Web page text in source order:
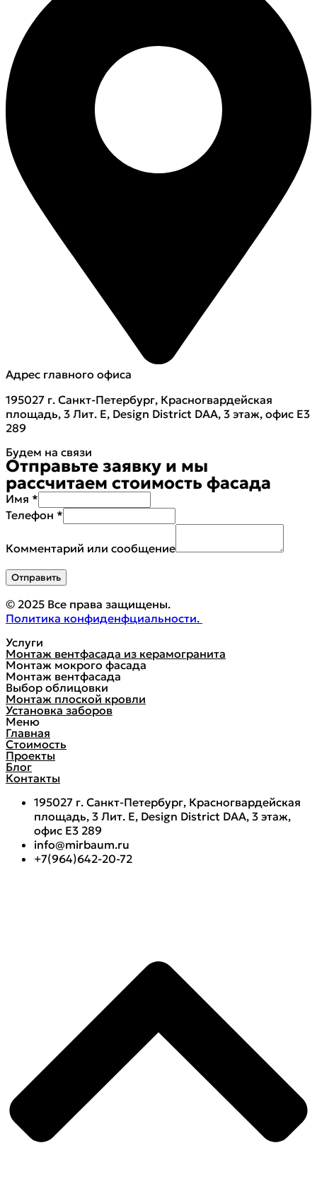
Адрес главного офиса
195027 г. Санкт-Петербург, Красногвардейская
площадь, 3 Лит. Е, Design District DAA, 3 этаж, офис Е3
289
Будем на связи
Отправьте заявку и мы
рассчитаем стоимость фасада
Имя *
Телефон *
Комментарий или сообщение
Отправить
© 2025 Все права защищены.
Политика конфиденфциальности.
Услуги
Монтаж вентфасада из керамогранита
Монтаж мокрого фасада
Монтаж вентфасада
Выбор облицовки
Монтаж плоской кровли
Установка заборов
Меню
Главная
Стоимость
Проекты
Блог
Контакты
195027 г. Санкт-Петербург, Красногвардейская
площадь, 3 Лит. Е, Design District DAA, 3 этаж,
офис Е3 289
info@mirbaum.ru
+7(964)642-20-72